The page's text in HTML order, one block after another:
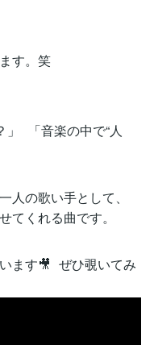
す。笑
」 「音楽の中で“人
人の歌い手として、
てくれる曲です。
ます🎥 ぜひ覗いてみ